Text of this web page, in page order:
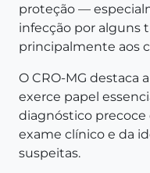
proteção —
infecção por alguns
principalmente aos
O CRO-MG destaca
exerce papel
diagnóstico precoce
exame clínico e da
suspeitas.